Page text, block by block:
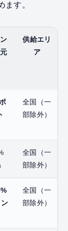
ます。
供給エリ
ア
全国（一
部除外）
全国（一
部除外）
全国（一
部除外）